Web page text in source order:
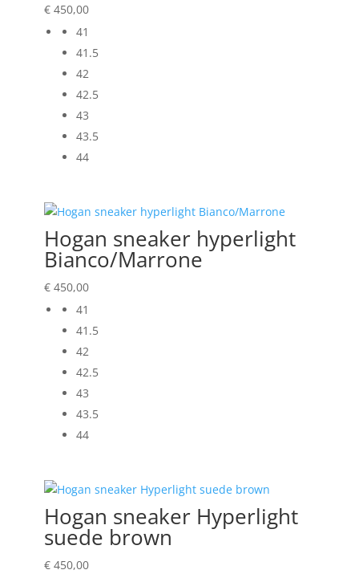
€450,00
41
41.5
42
42.5
43
43.5
44
Hogan sneaker hyperlight
Bianco/Marrone
€450,00
41
41.5
42
42.5
43
43.5
44
Hogan sneaker Hyperlight
suede brown
€450,00